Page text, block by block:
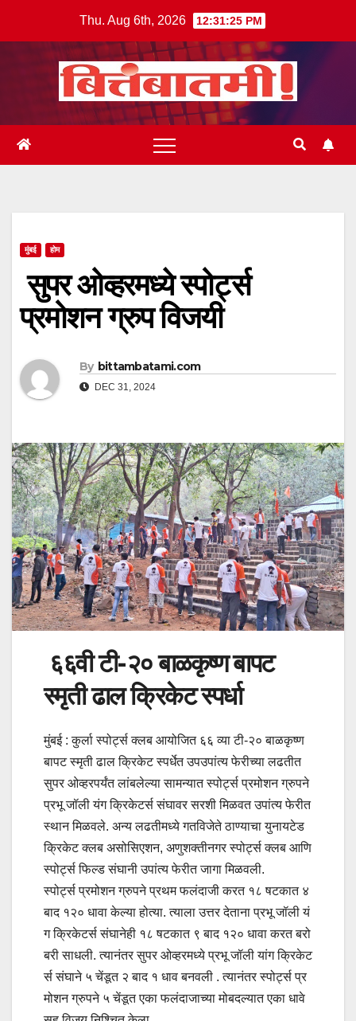
Thu. Aug 6th, 2026 12:31:26 PM
मुंबई होम
सुपर ओव्हरमध्ये स्पोर्ट्स
प्रमोशन ग्रुप विजयी
By bittambatami.com
DEC 31, 2024
६६वी टी-२० बाळकृष्ण बापट
स्मृती ढाल क्रिकेट स्पर्धा
मुंबई : कुर्ला स्पोर्ट्स क्लब आयोजित ६६ व्या टी-२० बाळकृष्ण
बापट स्मृती ढाल क्रिकेट स्पर्धेत उपउपांत्य फेरीच्या लढतीत
सुपर ओव्हरपर्यंत लांबलेल्या सामन्यात स्पोर्ट्स प्रमोशन ग्रुपने
प्रभू जॉली यंग क्रिकेटर्स संघावर सरशी मिळवत उपांत्य फेरीत
स्थान मिळवले. अन्य लढतीमध्ये गतविजेते ठाण्याचा युनायटेड
क्रिकेट क्लब असोसिएशन, अणुशक्तीनगर स्पोर्ट्स क्लब आणि
स्पोर्ट्स फिल्ड संघानी उपांत्य फेरीत जागा मिळवली.
स्पोर्ट्स प्रमोशन ग्रुपने प्रथम फलंदाजी करत १८ षटकात ४
बाद १२० धावा केल्या होत्या. त्याला उत्तर देताना प्रभू जॉली यं
ग क्रिकेटर्स संघानेही १८ षटकात ९ बाद १२० धावा करत बरो
बरी साधली. त्यानंतर सुपर ओव्हरमध्ये प्रभू जॉली यांग क्रिकेट
र्स संघाने ५ चेंडूत २ बाद १ धाव बनवली . त्यानंतर स्पोर्ट्स प्र
मोशन ग्रुपने ५ चेंडूत एका फलंदाजाच्या मोबदल्यात एका धावे